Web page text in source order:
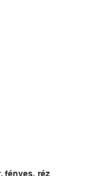
fényes, réz